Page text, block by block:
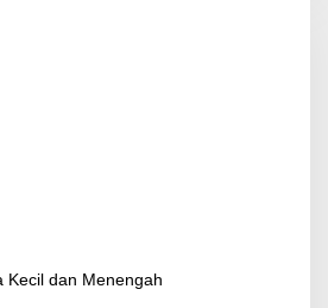
Kecil dan Menengah